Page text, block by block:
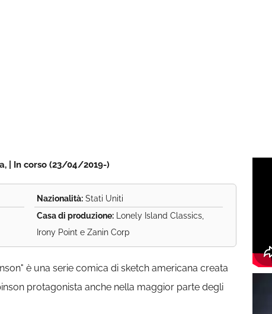
| In corso (23/04/2019-)
Nazionalità:Stati Uniti
Casa di produzione:Lonely Island Classics,
Irony Point e Zanin Corp
è una serie comica di sketch americana creata
protagonista anche nella maggior parte degli